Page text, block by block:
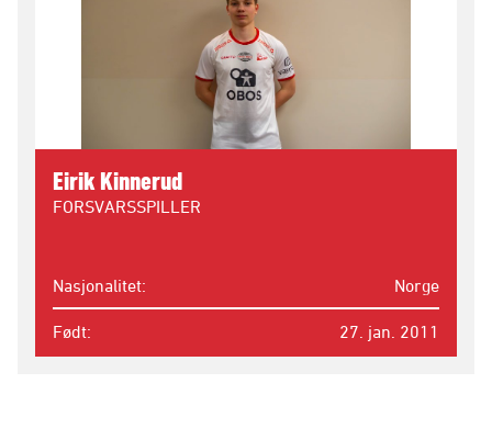
Eirik Kinnerud
FORSVARSSPILLER
Nasjonalitet Norge
Født 27. jan. 2011